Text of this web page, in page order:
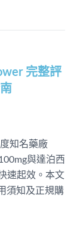
完整評
知名藥廠
與達泊西
速起效。本文
須知及正規購